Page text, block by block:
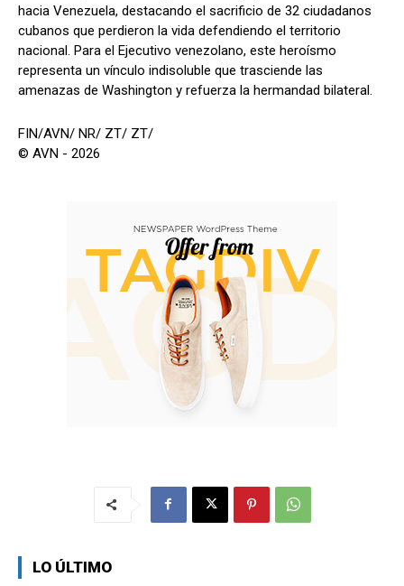
hacia Venezuela, destacando el sacrificio de 32 ciudadanos
cubanos que perdieron la vida defendiendo el territorio
nacional. Para el Ejecutivo venezolano, este heroísmo
representa un vínculo indisoluble que trasciende las
amenazas de Washington y refuerza la hermandad bilateral.
FIN/AVN/ NR/ ZT/ ZT/
© AVN - 2026
LO ÚLTIMO